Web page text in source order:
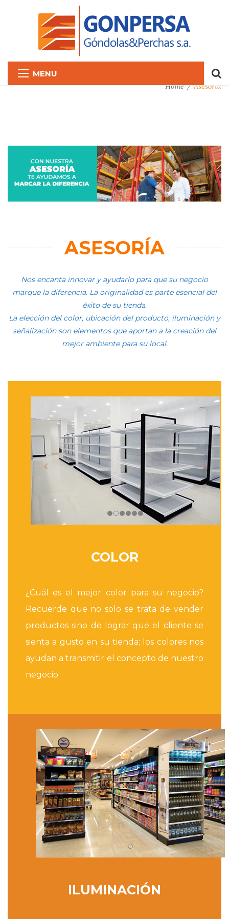
MENU
Home Asesoria
ASESORÍA
Nos encanta innovar y ayudarlo para que su negocio
marque la diferencia. La originalidad es parte esencial del
éxito de su tienda.
La elección del color, ubicación del producto, iluminación y
señalización son elementos que aportan a la creación del
mejor ambiente para su local.
COLOR
¿Cuál es el mejor color para su negocio?
Recuerde que no solo se trata de vender
productos sino de lograr que el cliente se
sienta a gusto en su tienda; los colores nos
ayudan a transmitir el concepto de nuestro
negocio.
ILUMINACIÓN